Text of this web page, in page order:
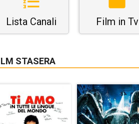
Lista Canali Film in Tv
STASERA